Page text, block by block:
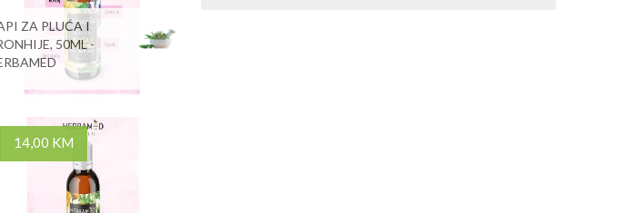
ZA PLUĆA I
50ML -
14,00 KM